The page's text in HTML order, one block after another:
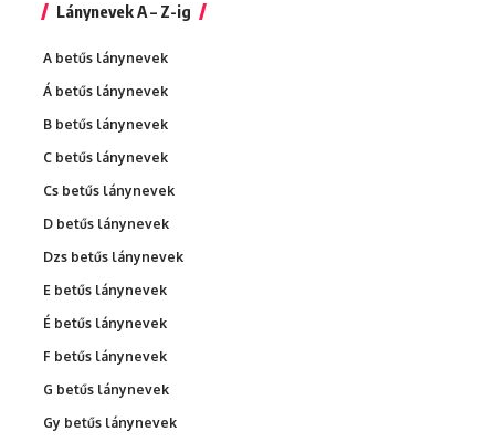
Lánynevek A – Z-ig
A betűs lánynevek
Á betűs lánynevek
B betűs lánynevek
C betűs lánynevek
Cs betűs lánynevek
D betűs lánynevek
Dzs betűs lánynevek
E betűs lánynevek
É betűs lánynevek
F betűs lánynevek
G betűs lánynevek
Gy betűs lánynevek